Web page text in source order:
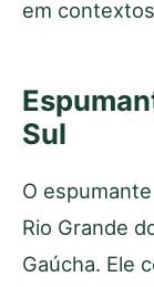
em
Sul
O
Rio Grande
Gaúcha. Ele